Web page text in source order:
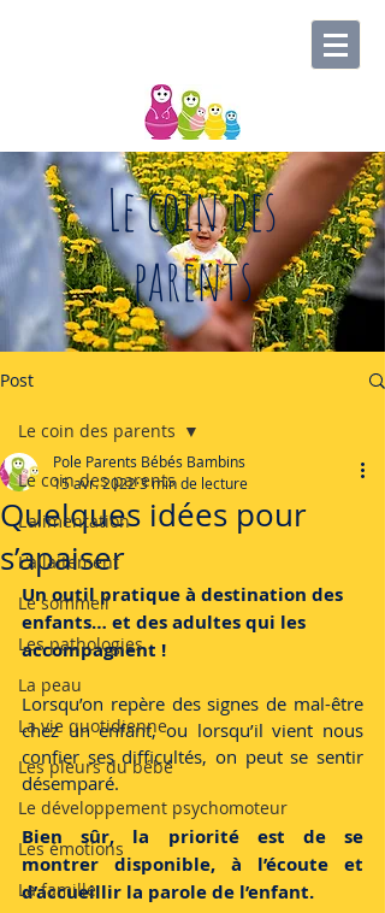
Post
Le coin des parents
L'alimentation
L'allaitement
Le sommeil
Les pathologies
La peau
La vie quotidienne
Les pleurs du bébé
Le développement psychomoteur
Les émotions
La famille
Le coin des parents
Quelques idées pour
s’apaiser
Pole Parents Bébés Bambins
15 avr. 20223 min de lecture
Un outil pratique à destination des
enfants… et des adultes qui les
accompagnent !
Lorsqu’on repère des signes de mal-être
chez un enfant, ou lorsqu’il vient nous
confier ses difficultés, on peut se sentir
désemparé.
Bien sûr, la priorité est de se
montrer disponible, à l’écoute et
d’accueillir la parole de l’enfant.
Le coin des
parents